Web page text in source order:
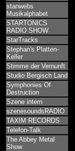
stanwebs
Musikalphabet
STARTONICS
RADIO SHOW
StarTracks
Stephan's Platten-
Keller
Stimme der Vernunft
Studio Bergisch Land
Symphonies Of
Destruction
Szene intern
szenesoundsRADIO
TAXIM RECORDS
Telefon-Talk
The Abbey Metal
Show